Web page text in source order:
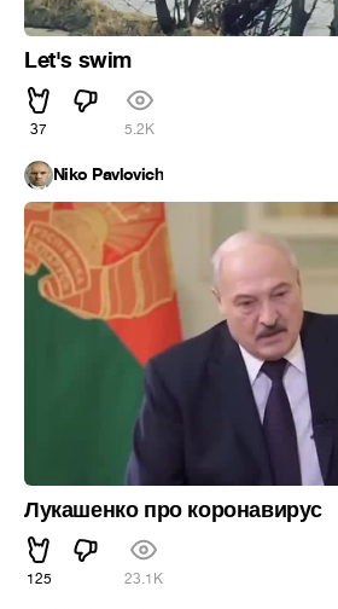
Let's swim
37 5.2K
Niko Pavlovich
Лукашенко про коронавирус
125 23.1K